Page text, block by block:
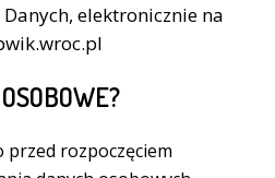
elektronicznie na
przed rozpoczęciem